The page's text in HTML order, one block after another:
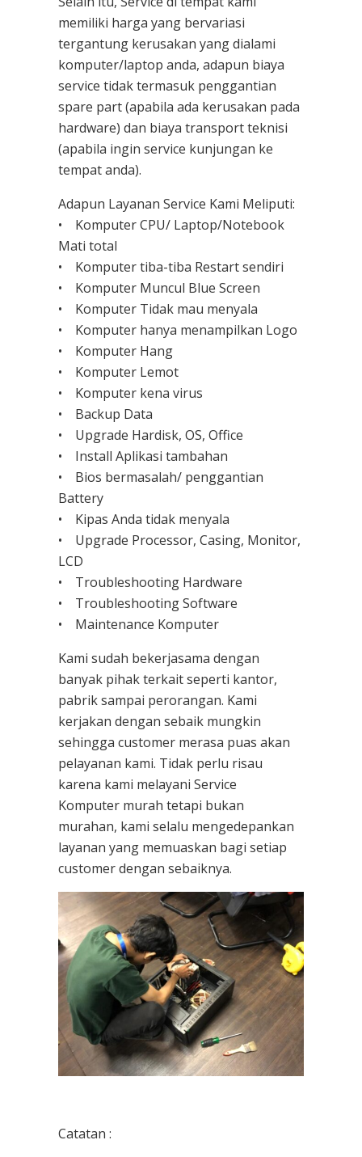
memiliki harga yang bervariasi
tergantung kerusakan yang dialami
komputer/laptop anda, adapun biaya
service tidak termasuk penggantian
spare part (apabila ada kerusakan pada
hardware) dan biaya transport teknisi
(apabila ingin service kunjungan ke
tempat anda).
Adapun Layanan Service Kami Meliputi:
• Komputer CPU/ Laptop/Notebook
Mati total
• Komputer tiba-tiba Restart sendiri
• Komputer Muncul Blue Screen
• Komputer Tidak mau menyala
• Komputer hanya menampilkan Logo
• Komputer Hang
• Komputer Lemot
• Komputer kena virus
• Backup Data
• Upgrade Hardisk, OS, Office
• Install Aplikasi tambahan
• Bios bermasalah/ penggantian
Battery
• Kipas Anda tidak menyala
• Upgrade Processor, Casing, Monitor,
LCD
• Troubleshooting Hardware
• Troubleshooting Software
• Maintenance Komputer
Kami sudah bekerjasama dengan
banyak pihak terkait seperti kantor,
pabrik sampai perorangan. Kami
kerjakan dengan sebaik mungkin
sehingga customer merasa puas akan
pelayanan kami. Tidak perlu risau
karena kami melayani Service
Komputer murah tetapi bukan
murahan, kami selalu mengedepankan
layanan yang memuaskan bagi setiap
customer dengan sebaiknya.
Catatan :